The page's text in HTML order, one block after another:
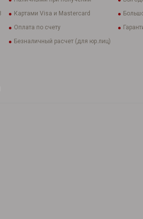
Картами Visa и Mastercard
Оплата по счету
Безналичный расчет (для юр.лиц)